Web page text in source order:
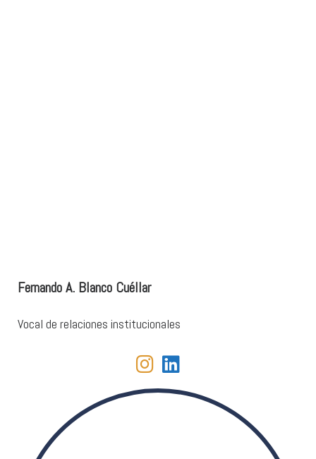
Fernando A. Blanco Cuéllar
Vocal de relaciones institucionales
fab fa-instagram